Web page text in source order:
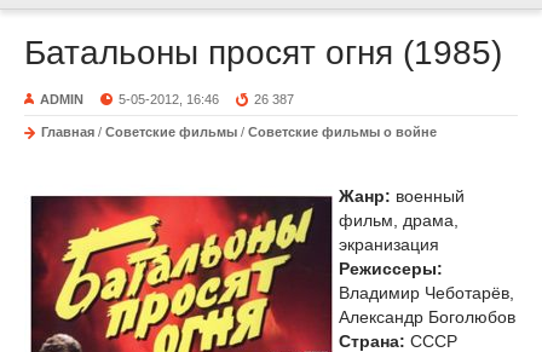
Батальоны просят огня (1985)
ADMIN 5-05-2012, 16:46 26 387
Главная / Советские фильмы / Советские фильмы о войне
Жанр: военный
фильм, драма,
экранизация
Режиссеры:
Владимир Чеботарёв,
Александр Боголюбов
Страна: СССР